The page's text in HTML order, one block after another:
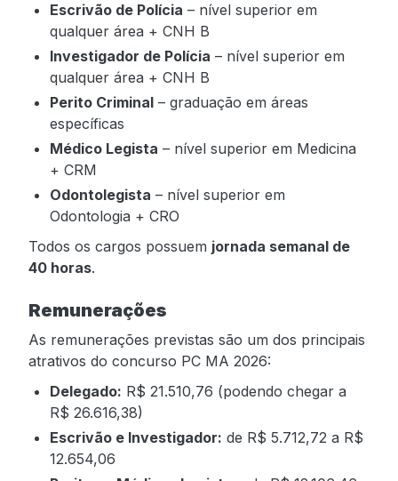
Escrivão de Polícia – nível superior em
qualquer área + CNH B
Investigador de Polícia – nível superior em
qualquer área + CNH B
Perito Criminal – graduação em áreas
específicas
Médico Legista – nível superior em Medicina
+ CRM
Odontolegista – nível superior em
Odontologia + CRO
Todos os cargos possuem jornada semanal de
40 horas.
Remunerações
As remunerações previstas são um dos principais
atrativos do concurso PC MA 2026:
Delegado: R$ 21.510,76 (podendo chegar a
R$ 26.616,38)
Escrivão e Investigador: de R$ 5.712,72 a R$
12.654,06